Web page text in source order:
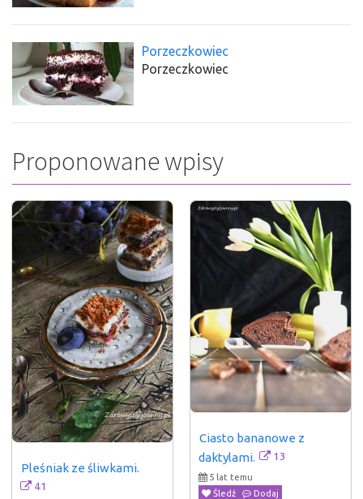
Porzeczkowiec
Porzeczkowiec
Proponowane wpisy
Pleśniak ze śliwkami.
41
Ciasto bananowe z
daktylami.
13
5 lat temu
Śledź
Dodaj